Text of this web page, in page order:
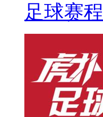
足球赛